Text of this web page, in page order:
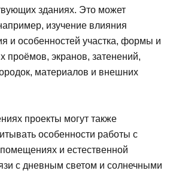
зданиях. Это может
изучение влияния
и особенностей участка, формы и
проёмов, экранов, затенений,
материалов и внешних
проекты могут также
особенности работы с
и естественной
с дневным светом и солнечными